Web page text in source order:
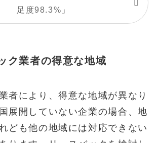
足度98.3%」
ク業者の得意な地域
者により、得意な地域が異なり
展開していない企業の場合、地
ども他の地域には対応できない